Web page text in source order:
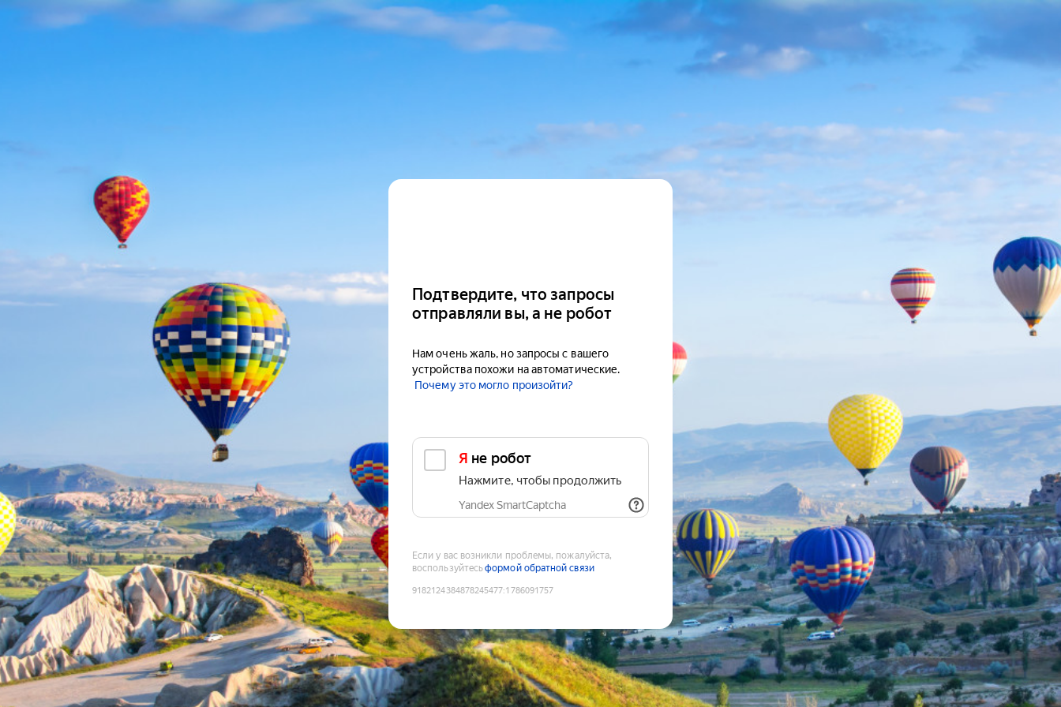
Подтвердите, что запросы
отправляли вы, а не робот
Нам очень жаль, но запросы с вашего
устройства похожи на автоматические.
Почему это могло произойти?
Я не робот
Нажмите, чтобы продолжить
Yandex SmartCaptcha
Если у вас возникли проблемы, пожалуйста,
воспользуйтесьформой обратной связи
9182124384878245477:1786091757